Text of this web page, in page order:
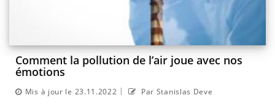
Comment la pollution de l’air joue avec nos
émotions
Mis à jour le 23.11.2022 | Par Stanislas Deve